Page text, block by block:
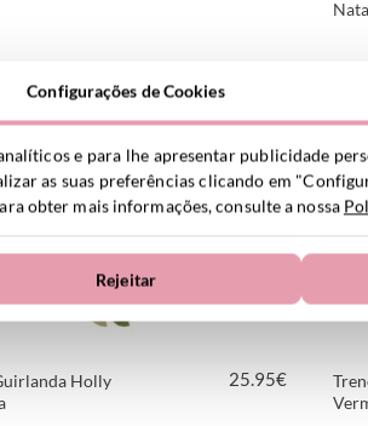
Holly
25.95€
Configurações de Cookies
e para lhe apresentar publicidade
as suas preferências clicando em
obter mais informações, consulte a nossa
Rejeitar